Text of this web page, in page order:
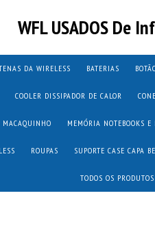
WFL USADOS De
DA WIRELESS BATERIAS
COOLER DISSIPADOR DE CALOR
MACAQUINHO MEMÓRIA NOTEBOOKS E
ROUPAS SUPORTE CASE CAPA
TODOS OS PRODUTOS